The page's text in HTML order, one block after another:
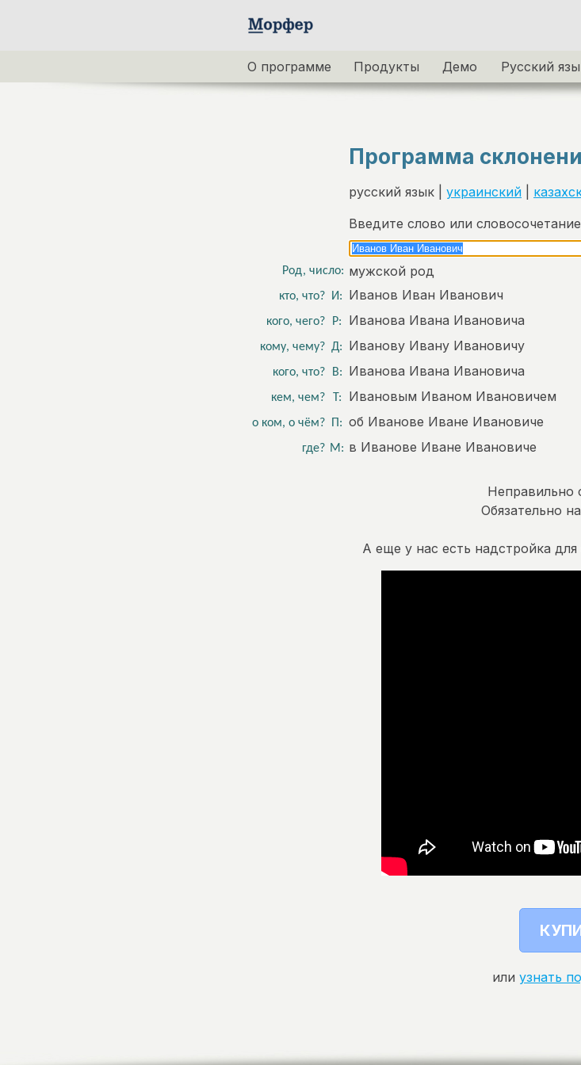
О программе Продукты Демо Русский
Программа
русский язык | украинский
Введите слово или
Род, число: мужской род
кто, что? И: Иванов Иван Иванович
кого, чего? Р: Иванова Ивана Ивановича
кому, чему? Д: Иванову Ивану Ивановичу
кого, что? В: Иванова Ивана Ивановича
кем, чем? Т: Ивановым Иваном Ивановичем
о ком, о чём? П: об Иванове Иване Ивановиче
где? М: в Иванове Иване Ивановиче
Неправильно
Обязательно
А еще у нас есть надстройка
или узнать